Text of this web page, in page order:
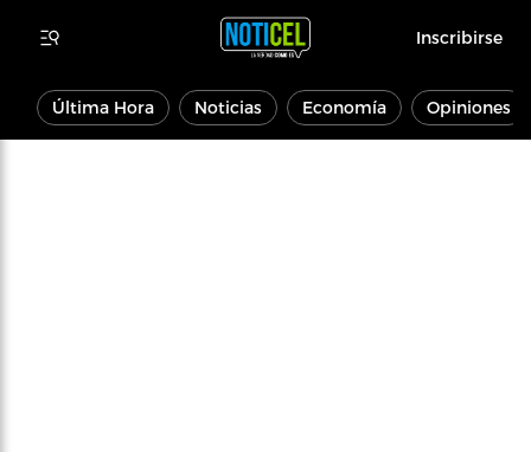
Inscribirse
Última Hora Noticias Economía Opiniones